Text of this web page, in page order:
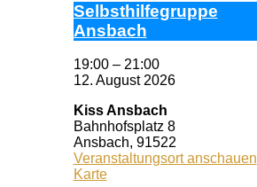
Selbst­hil­fe­grup­pe
Ans­bach
19:00 – 21:00
12. August 2026
Kiss Ansbach
Bahnhofsplatz 8
Ansbach, 91522
Veranstaltungsort anschauen
KarteKiss